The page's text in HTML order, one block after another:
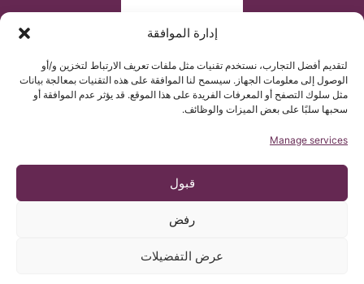
إدارة الموافقة
لتقديم أفضل التجارب، نستخدم تقنيات مثل ملفات تعريف الارتباط لتخزين و/أو
الوصول إلى معلومات الجهاز. سيسمح لنا الموافقة على هذه التقنيات بمعالجة بيانات
مثل سلوك التصفح أو المعرفات الفريدة على هذا الموقع. قد يؤثر عدم الموافقة أو
سحبها سلبًا على بعض الميزات والوظائف.
Manage services
قبول
رفض
عرض التفضيلات
© حقوق الطبع والنشر معهد كياري 2025
معهد كياري آند سيرينقوميليا آند إسكليوزيس دي برشلونة يستند على
اللوائح الأوروبية رقم 2016/679 المتعلقة بحماية البيانات الشخصية
محتوى هذا الموقع هو ترجمة غير رسمية للنص الأصلي الموجود في